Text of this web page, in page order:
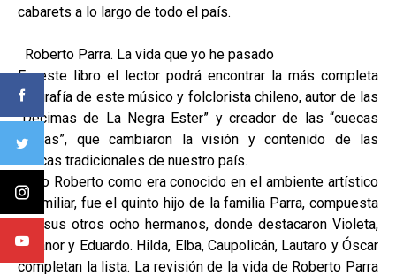
cabarets a lo largo de todo el país.
Roberto Parra. La vida que yo he pasado
En este libro el lector podrá encontrar la más completa
biografía de este músico y folclorista chileno, autor de las
“Décimas de La Negra Ester” y creador de las “cuecas
choras”, que cambiaron la visión y contenido de las
cuecas tradicionales de nuestro país.
El tío Roberto como era conocido en el ambiente artístico
y familiar, fue el quinto hijo de la familia Parra, compuesta
por sus otros ocho hermanos, donde destacaron Violeta,
Nicanor y Eduardo. Hilda, Elba, Caupolicán, Lautaro y Óscar
completan la lista. La revisión de la vida de Roberto Parra